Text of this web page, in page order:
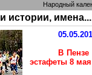
Народный
истории, имена...
В Пензе
эстафеты 8 мая